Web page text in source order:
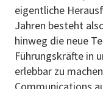
eigentliche
Jahren besteht
hinweg die neue
Führungskräfte in
erlebbar zu
Communications